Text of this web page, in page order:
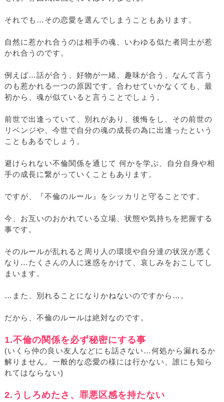
それでも…その恋愛を選んでしまうこともあります。
自然に惹かれ合うのは相手の魂、いわゆる似た者同士が惹
かれ合うのです。
例えば…話が合う、好物が一緒、趣味が合う、なんて言う
のも惹かれる一つの原因です。合わせていかなくても、最
初から、魂が似ていると言うことでしょう。
前世で出逢っていて、別れがあり、後悔をし、その前世の
リベンジや、今世で自分の魂の成長の為に出逢ったという
こともあるでしょう。
避けられない不倫関係を通じて 何かを学ぶ、自分自身や相
手の成長に繋がっていくこともあります。
ですが、『不倫のルール』をシッカリと守ることです。
今、お互いのおかれている立場、状態や気持ちを把握する
事です。
そのルールが乱れると周り人の環境や自分達の状況が悪く
なり…たくさんの人に迷惑をかけて、哀しみをおこしてし
まいます。
…また、別れることになりかねないのですから…。
だから、不倫のルールは絶対なのです。
1.不倫の関係を必ず秘密にする事
(いくら仲の良い友人などにも話さない…何処から漏れるか
解りません。一般的な恋愛の様には行かない、誰にも知ら
れてはならない)
2.うしろめたさ、罪悪区感を持たない